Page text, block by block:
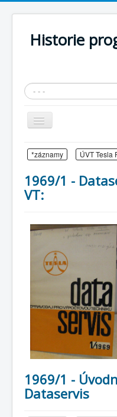
Historie
Vyhledávání...
Přepnout
navigaci
AKTUÁLNÍ NOVINKY
PRŮVODCE EXPOZICÍ
KNIHOVNA
Historické počítače
COBOL
Úvod
M -
větší souhrnné komplety
Dataservis - zpravodaj
Dataservis ÚVTT 1969-
*záznamy ÚVT Tesla
1969/1 -
VT:
1969/1 -
Dataservis